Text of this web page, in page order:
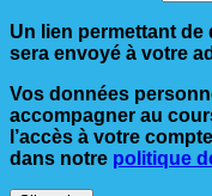
Un lien permettant
sera envoyé à votre
Vos données
accompagner au
l’accès à votre
dans notre politique